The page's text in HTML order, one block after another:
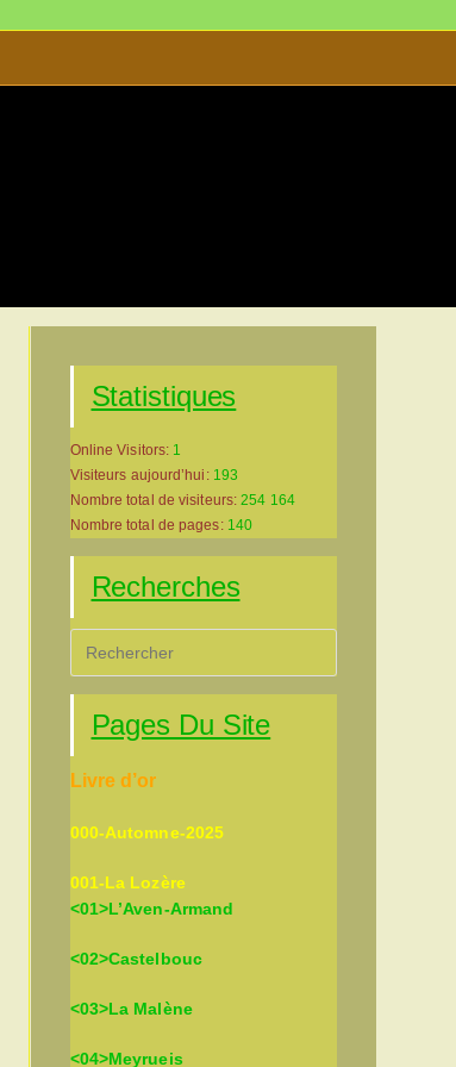
Statistiques
Online Visitors: 1
Visiteurs aujourd’hui: 193
Nombre total de visiteurs:254 164
Nombre total de pages: 140
Recherches
Escape
Pages Du Site
Livre d’or
000-Automne-2025
001-La Lozère
<01>L’Aven-Armand
<02>Castelbouc
<03>La Malène
<04>Meyrueis